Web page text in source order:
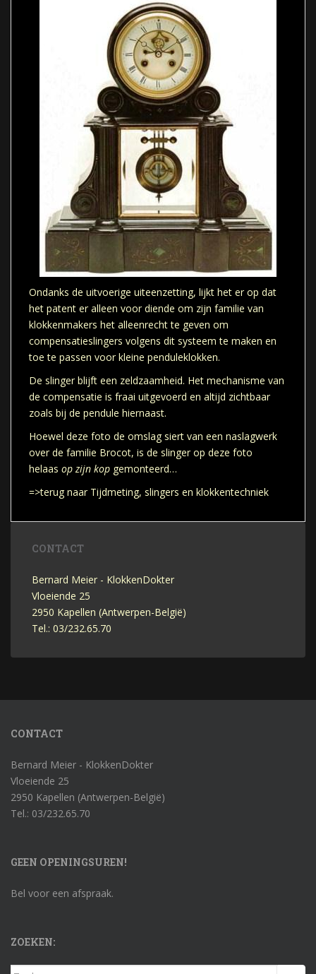
Ondanks de uitvoerige uiteenzetting, lijkt het er op dat
het patent er alleen voor diende om zijn familie van
klokkenmakers het alleenrecht te geven om
compensatieslingers volgens dit systeem te maken en
toe te passen voor kleine penduleklokken.
De slinger blijft een zeldzaamheid. Het mechanisme van
de compensatie is fraai uitgevoerd en altijd zichtbaar
zoals bij de pendule hiernaast.
Hoewel deze foto de omslag siert van een naslagwerk
over de familie Brocot, is de slinger op deze foto
helaas op zijn kop gemonteerd…
=>terug naar Tijdmeting, slingers en klokkentechniek
CONTACT
Bernard Meier - KlokkenDokter
Vloeiende 25
2950 Kapellen (Antwerpen-België)
Tel.: 03/232.65.70
CONTACT
Bernard Meier - KlokkenDokter
Vloeiende 25
2950 Kapellen (Antwerpen-België)
Tel.: 03/232.65.70
GEEN OPENINGSUREN!
Bel voor een afspraak.
ZOEKEN: